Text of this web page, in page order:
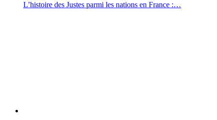
L’histoire des Justes parmi les nations en France :…